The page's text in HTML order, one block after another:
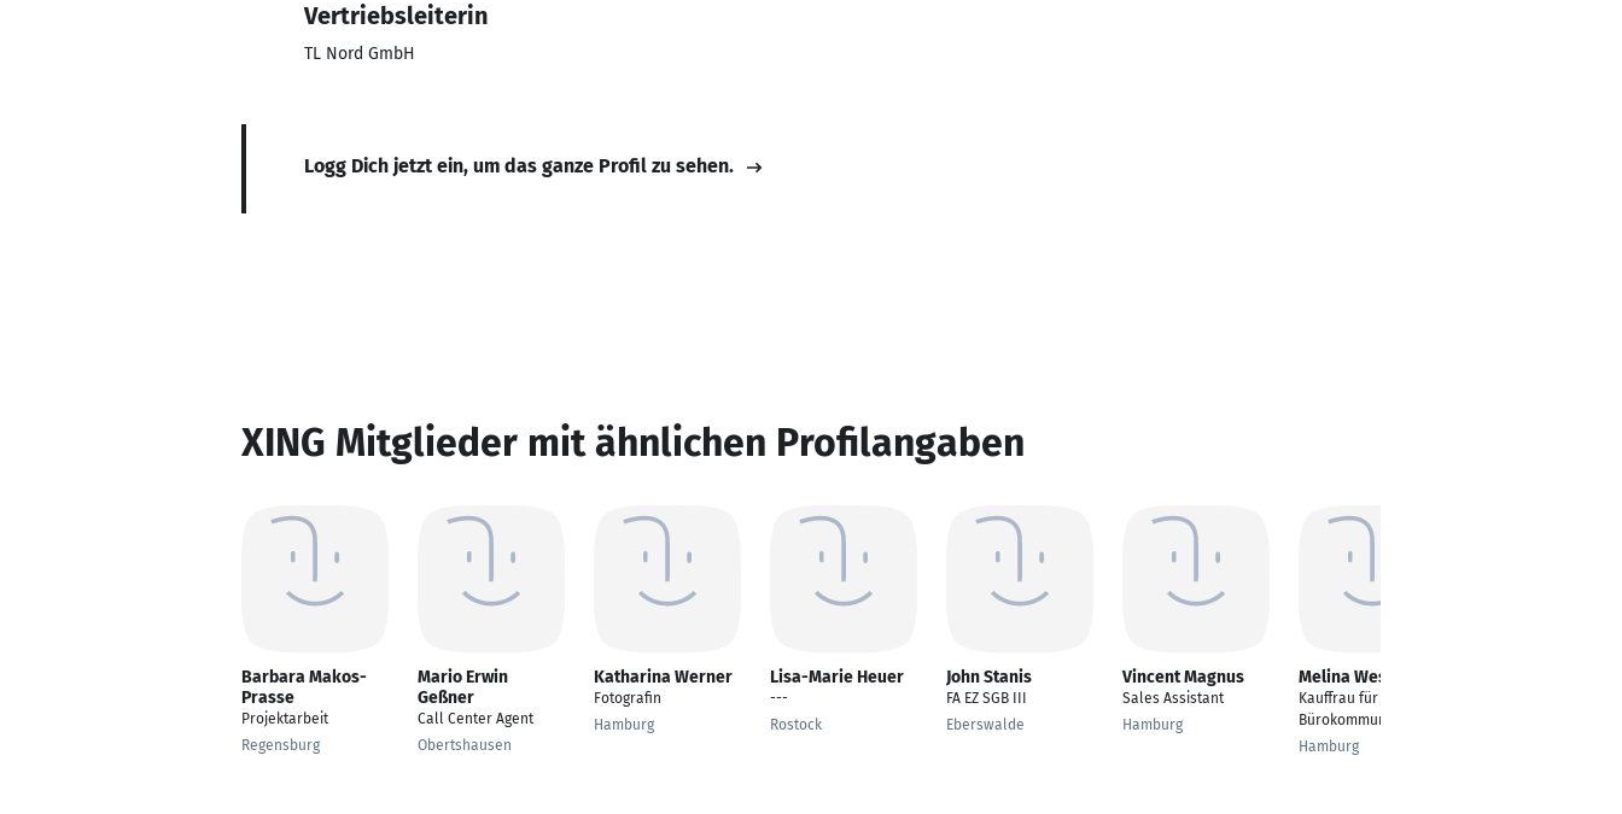
Vertriebsleiterin
TL Nord GmbH
Logg Dich jetzt ein, um das ganze Profil zu sehen.
XING Mitglieder mit ähnlichen Profilangaben
Barbara Makos-
Prasse
Projektarbeit
Regensburg
Mario Erwin
Geßner
Call Center Agent
Obertshausen
Katharina Werner
Fotografin
Hamburg
Lisa-Marie Heuer
---
Rostock
John Stanis
FA EZ SGB III
Eberswalde
Vincent Magnus
Sales Assistant
Hamburg
Melina Westphal
Kauffrau für
Bürokommunikation
Hamburg